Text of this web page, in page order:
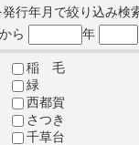
行年月で絞り込み検
ら 年
稲 毛
緑
西都賀
さつき
千草台